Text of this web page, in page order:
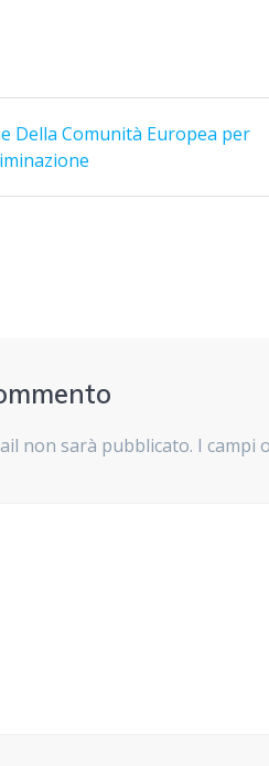
Della Comunità Europea per
non sarà pubblicato. I campi